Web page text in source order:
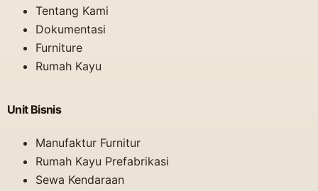
Tentang Kami
Dokumentasi
Furniture
Rumah Kayu
Unit Bisnis
Manufaktur Furnitur
Rumah Kayu Prefabrikasi
Sewa Kendaraan